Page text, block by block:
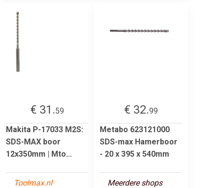
€ 31.59
Makita P-17033 M2S:
SDS-MAX boor
12x350mm | Mto...
Toolmax.nl
€ 32.99
Metabo 623121000
SDS-max Hamerboor
- 20 x 395 x 540mm
Meerdere shops